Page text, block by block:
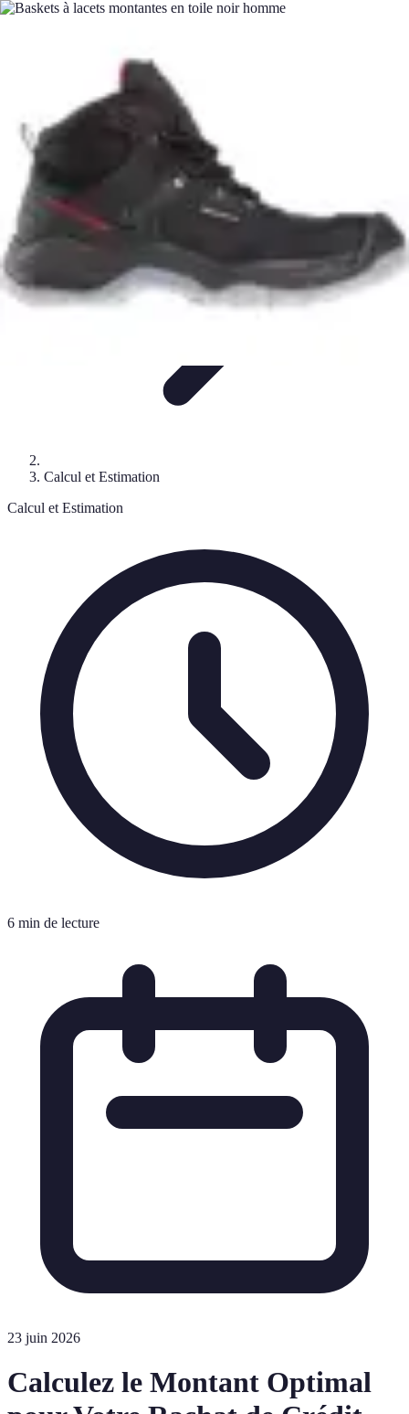
Calculez Votre Rachat
Calculez Votre Rachat
Calcul et Estimation
Calcul et Estimation
6 min de lecture
23 juin 2026
Calculez le Montant Optimal